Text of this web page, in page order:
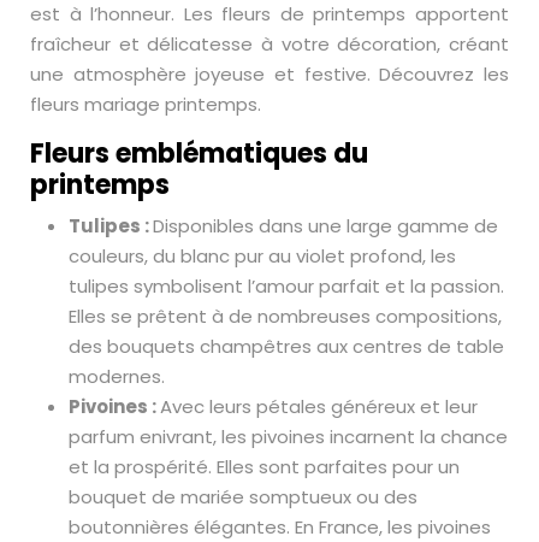
est à l’honneur. Les fleurs de printemps apportent
fraîcheur et délicatesse à votre décoration, créant
une atmosphère joyeuse et festive. Découvrez les
fleurs mariage printemps.
Fleurs emblématiques du
printemps
Tulipes :Disponibles dans une large gamme de
couleurs, du blanc pur au violet profond, les
tulipes symbolisent l’amour parfait et la passion.
Elles se prêtent à de nombreuses compositions,
des bouquets champêtres aux centres de table
modernes.
Pivoines :Avec leurs pétales généreux et leur
parfum enivrant, les pivoines incarnent la chance
et la prospérité. Elles sont parfaites pour un
bouquet de mariée somptueux ou des
boutonnières élégantes. En France, les pivoines